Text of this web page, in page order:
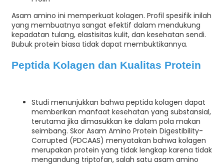
Asam amino ini memperkuat kolagen. Profil spesifik inilah
yang membuatnya sangat efektif dalam mendukung
kepadatan tulang, elastisitas kulit, dan kesehatan sendi.
Bubuk protein biasa tidak dapat membuktikannya.
Peptida Kolagen dan Kualitas Protein
Studi menunjukkan bahwa peptida kolagen dapat
memberikan manfaat kesehatan yang substansial,
terutama jika dimasukkan ke dalam pola makan
seimbang. Skor Asam Amino Protein Digestibility-
Corrupted (PDCAAS) menyatakan bahwa kolagen
merupakan protein yang tidak lengkap karena tidak
mengandung triptofan, salah satu asam amino